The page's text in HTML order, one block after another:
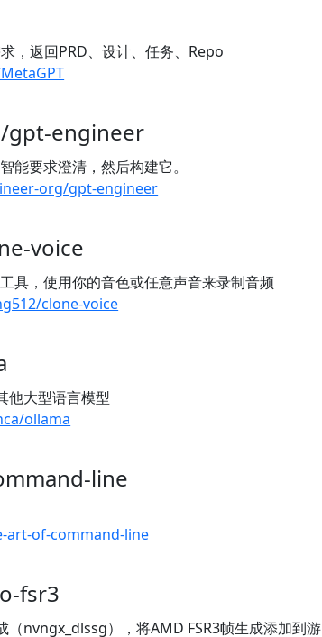
，返回PRD、设计、任务、Repo
gpt-engineer
能要求澄清，然后构建它。
org/gpt-engineer
voice
具，使用你的音色或任意声音来录制音频
clone-voice
他大型语言模型
ollama
line
of-command-line
fsr3
（nvngx_dlssg），将AMD FSR3帧生成添加到游